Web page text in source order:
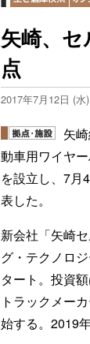
矢崎、
点
2017年7月12日 (水)
矢
動車用ワイヤ
を設立し、7月
表した。
新会社「矢崎
グ・テクノロ
タート。投資
トラックメー
始する。2019